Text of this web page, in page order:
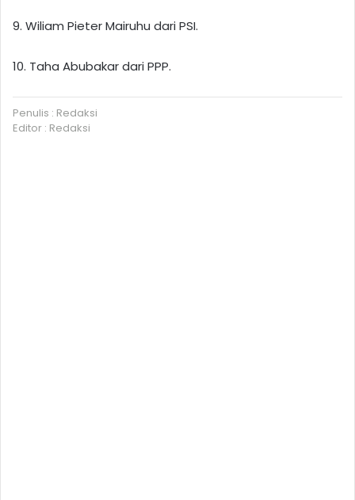
9. Wiliam Pieter Mairuhu dari PSI.
10. Taha Abubakar dari PPP.
Penulis : Redaksi
Editor : Redaksi